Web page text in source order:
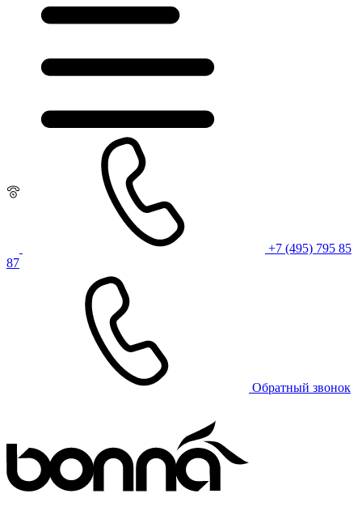
+7 (495) 795 85
87
Обратный звонок